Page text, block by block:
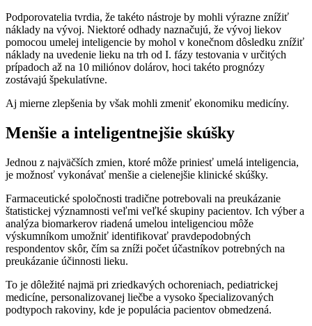
Podporovatelia tvrdia, že takéto nástroje by mohli výrazne znížiť
náklady na vývoj. Niektoré odhady naznačujú, že vývoj liekov
pomocou umelej inteligencie by mohol v konečnom dôsledku znížiť
náklady na uvedenie lieku na trh od I. fázy testovania v určitých
prípadoch až na 10 miliónov dolárov, hoci takéto prognózy
zostávajú špekulatívne.
Aj mierne zlepšenia by však mohli zmeniť ekonomiku medicíny.
Menšie a inteligentnejšie skúšky
Jednou z najväčších zmien, ktoré môže priniesť umelá inteligencia,
je možnosť vykonávať menšie a cielenejšie klinické skúšky.
Farmaceutické spoločnosti tradične potrebovali na preukázanie
štatistickej významnosti veľmi veľké skupiny pacientov. Ich výber a
analýza biomarkerov riadená umelou inteligenciou môže
výskumníkom umožniť identifikovať pravdepodobných
respondentov skôr, čím sa zníži počet účastníkov potrebných na
preukázanie účinnosti lieku.
To je dôležité najmä pri zriedkavých ochoreniach, pediatrickej
medicíne, personalizovanej liečbe a vysoko špecializovaných
podtypoch rakoviny, kde je populácia pacientov obmedzená.